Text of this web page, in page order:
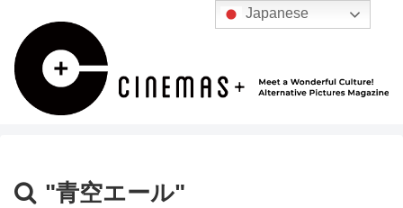
"青空エール"
Japanese